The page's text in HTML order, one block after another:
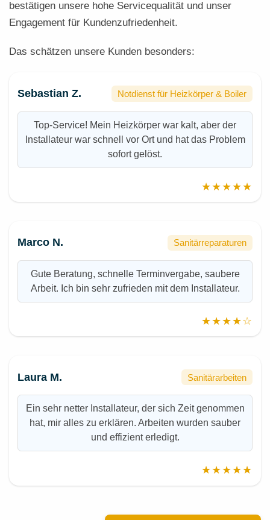
bestätigen unsere hohe Servicequalität und unser
Engagement für Kundenzufriedenheit.
Das schätzen unsere Kunden besonders:
Sebastian Z. Notdienst für Heizkörper & Boiler
Top-Service! Mein Heizkörper war kalt, aber der
Installateur war schnell vor Ort und hat das Problem
sofort gelöst.
★★★★★
Marco N. Sanitärreparaturen
Gute Beratung, schnelle Terminvergabe, saubere
Arbeit. Ich bin sehr zufrieden mit dem Installateur.
★★★★☆
Laura M. Sanitärarbeiten
Ein sehr netter Installateur, der sich Zeit genommen
hat, mir alles zu erklären. Arbeiten wurden sauber
und effizient erledigt.
★★★★★